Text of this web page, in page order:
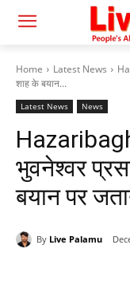
Home Latest News
शाह के बयान...
Latest News News
भुवनेश्वर
बयान पर
By Live Palamu